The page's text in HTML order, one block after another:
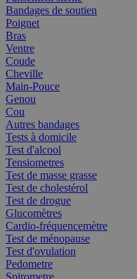
Bandages de soutien
Poignet
Bras
Ventre
Coude
Cheville
Main-Pouce
Genou
Cou
Autres bandages
Tests à domicile
Test d'alcool
Tensiometres
Test de masse grasse
Test de cholestérol
Test de drogue
Glucomètres
Cardio-fréquencemètre
Test de ménopause
Test d'ovulation
Pedometre